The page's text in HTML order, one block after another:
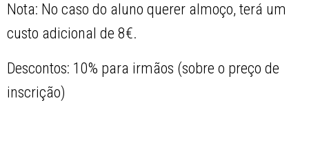
Nota: No caso do aluno querer almoço, terá um
custo adicional de 8€.
Descontos: 10% para irmãos (sobre o preço de
inscrição)